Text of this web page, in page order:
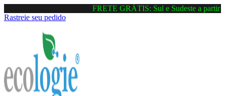
FRETE GRÁTIS: Sul e Sudeste a partir
Rastreie seu pedido